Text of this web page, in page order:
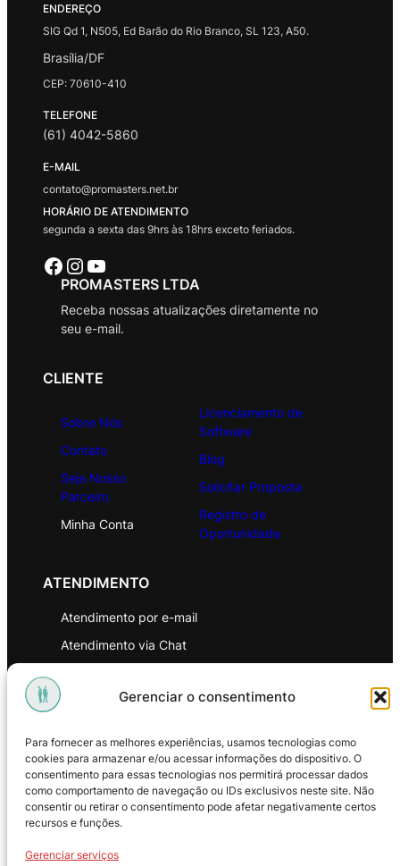
Gerenciar o consentimento
Para fornecer as melhores experiências, usamos tecnologias como
cookies para armazenar e/ou acessar informações do dispositivo. O
consentimento para essas tecnologias nos permitirá processar dados
como comportamento de navegação ou IDs exclusivos neste site. Não
consentir ou retirar o consentimento pode afetar negativamente certos
recursos e funções.
Gerenciar serviços
ENDEREÇO
SIG Qd 1, N505, Ed Barão do Rio Branco, SL 123, A50.
Brasília/DF
CEP: 70610-410
TELEFONE
(61) 4042-5860
E-MAIL
contato@promasters.net.br
HORÁRIO DE ATENDIMENTO
segunda a sexta das 9hrs às 18hrs exceto feriados.
Facebook Instagram Youtube
PROMASTERS LTDA
Receba nossas atualizações diretamente no
seu e-mail.
CLIENTE
Sobre Nós
Contato
Seja Nosso
Parceiro
Minha Conta
Licenciamento de
Software
Blog
Solicitar Proposta
Registro de
Oportunidade
ATENDIMENTO
Atendimento por e-mail
Atendimento via Chat
Política de Privacidade
Política de Troca e Devoluções
Política de Reembolso